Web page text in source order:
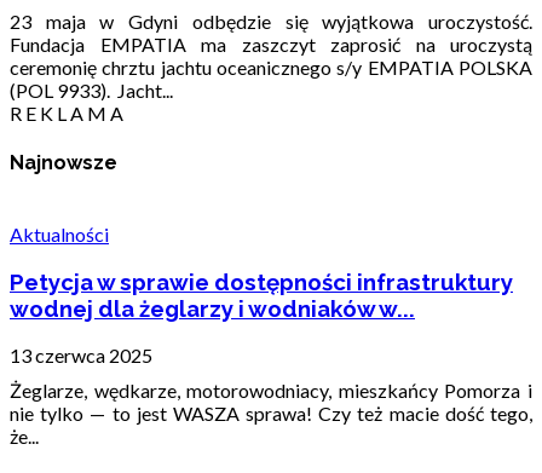
23 maja w Gdyni odbędzie się wyjątkowa uroczystość.
Fundacja EMPATIA ma zaszczyt zaprosić na uroczystą
ceremonię chrztu jachtu oceanicznego s/y EMPATIA POLSKA
(POL 9933). Jacht...
R E K L A M A
Najnowsze
Aktualności
Petycja w sprawie dostępności infrastruktury
wodnej dla żeglarzy i wodniaków w...
13 czerwca 2025
Żeglarze, wędkarze, motorowodniacy, mieszkańcy Pomorza i
nie tylko — to jest WASZA sprawa! Czy też macie dość tego,
że...